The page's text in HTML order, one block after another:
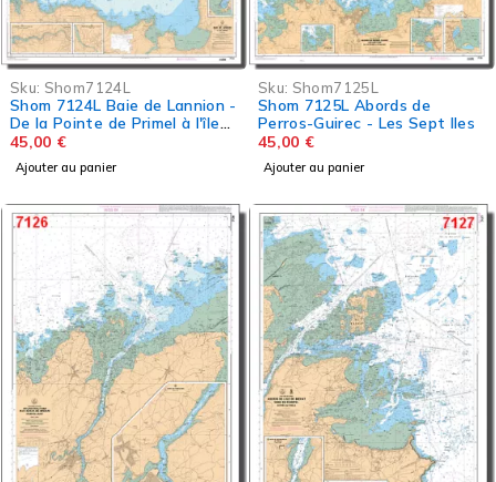
Sku: Shom7124L
Shom 7124L Baie de Lannion -
De la Pointe de Primel à l'île
Grande
45,00 €
Ajouter au panier
Sku: Shom7125L
Shom 7125L Abords de
Perros-Guirec - Les Sept Iles
45,00 €
Ajouter au panier